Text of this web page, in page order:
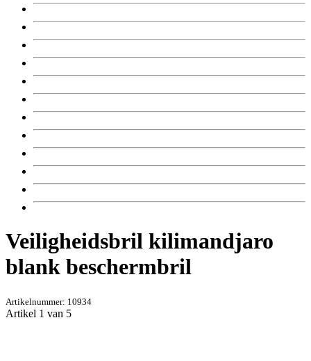
Veiligheidsbril kilimandjaro
blank beschermbril
Artikelnummer: 10934
Artikel 1 van 5